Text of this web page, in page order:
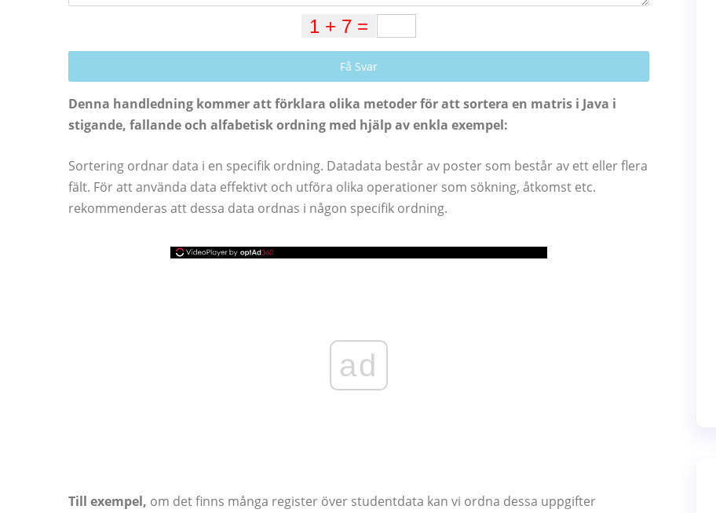
Få Svar
Denna handledning kommer att förklara olika metoder för att sortera en matris i Java i
stigande, fallande och alfabetisk ordning med hjälp av enkla exempel:
Sortering ordnar data i en specifik ordning. Datadata består av poster som består av ett eller flera
fält. För att använda data effektivt och utföra olika operationer som sökning, åtkomst etc.
rekommenderas att dessa data ordnas i någon specifik ordning.
ad
Till exempel, om det finns många register över studentdata kan vi ordna dessa uppgifter